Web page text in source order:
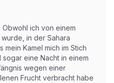
Obwohl ich von einem
in der Sahara
mein Kamel mich im Stich
sogar eine Nacht in einem
wegen einer
Frucht verbracht habe